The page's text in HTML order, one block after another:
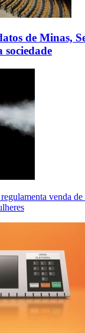
de Minas,
sociedade
venda